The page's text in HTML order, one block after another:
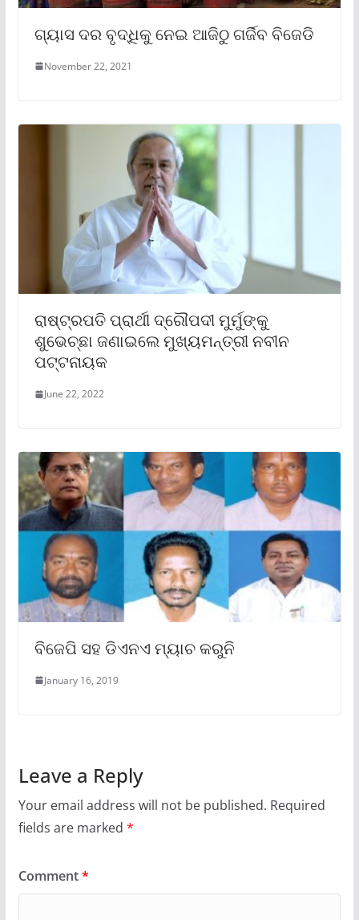
ଗ୍ୟାସ ଦର ବୃଦ୍ଧିକୁ ନେଇ ଆଜିଠୁ ଗର୍ଜିବ ବିଜେଡି
November 22, 2021
ରାଷ୍ଟ୍ରପତି ପ୍ରାର୍ଥୀ ଦ୍ରୌପଦୀ ମୁର୍ମୁଙ୍କୁ
ଶୁଭେଚ୍ଛା ଜଣାଇଲେ ମୁଖ୍ୟମନ୍ତ୍ରୀ ନବୀନ
ପଟ୍ଟନାୟକ
June 22, 2022
ବିଜେପି ସହ ଡିଏନଏ ମ୍ୟାଚ କରୁନି
January 16, 2019
Leave a Reply
Your email address will not be published. Required
fields are marked *
Comment*